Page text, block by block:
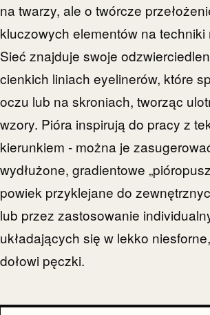
na twarzy, ale o twórcze
kluczowych elementów na techniki
Sieć znajduje swoje
cienkich liniach eyelinerów, które
oczu lub na skroniach, tworząc
wzory. Pióra inspirują do pracy z
kierunkiem - można je
wydłużone, gradientowe
powiek przyklejane do
lub przez zastosowanie
układających się w lekko
dołowi pęczki.